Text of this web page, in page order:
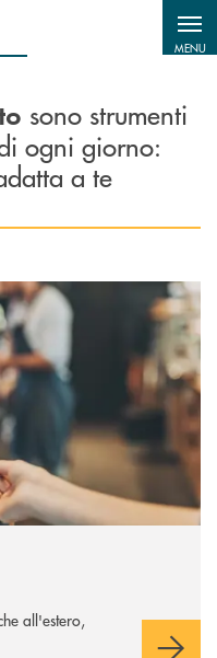
MENU
sono strumenti
ogni giorno:
a te
all'estero,